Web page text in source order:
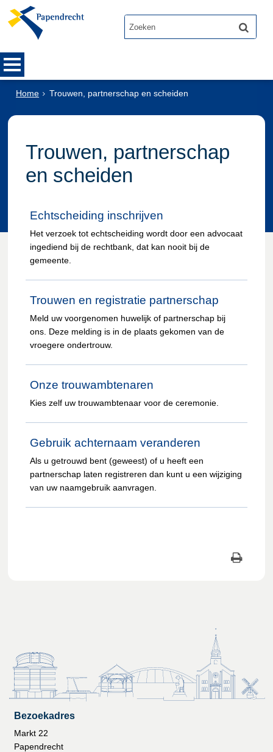
Home Trouwen, partnerschap en scheiden
Trouwen, partnerschap
en scheiden
Echtscheiding inschrijven
Het verzoek tot echtscheiding wordt door een advocaat
ingediend bij de rechtbank, dat kan nooit bij de
gemeente.
Trouwen en registratie partnerschap
Meld uw voorgenomen huwelijk of partnerschap bij
ons. Deze melding is in de plaats gekomen van de
vroegere ondertrouw.
Onze trouwambtenaren
Kies zelf uw trouwambtenaar voor de ceremonie.
Gebruik achternaam veranderen
Als u getrouwd bent (geweest) of u heeft een
partnerschap laten registreren dan kunt u een wijziging
van uw naamgebruik aanvragen.
Bezoekadres
Markt 22
Papendrecht